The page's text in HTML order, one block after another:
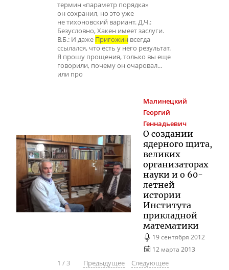
термин «параметр порядка»
он сохранил, но это уже
не тихоновский вариант. Д.Ч.:
Безусловно, Хакен имеет заслуги.
В.Б.: И даже Пригожин всегда
ссылался, что есть у него результат.
Я прошу прощения, только вы еще
говорили, почему он очаровал...
или про
Малинецкий
Георгий
Геннадьевич
О создании
ядерного щита,
великих
организаторах
науки и о 60-
летней
истории
Института
прикладной
математики
19 сентября 2012
12 марта 2013
1 /3 Предыдущее
Следующее